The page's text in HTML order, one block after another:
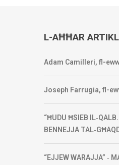
L-AĦĦAR
Adam Camilleri, fl-
Joseph Farrugia, fl-
“ĦUDU ĦSIEB
BENNEJJA
“EJJEW WARAJJA” ‑